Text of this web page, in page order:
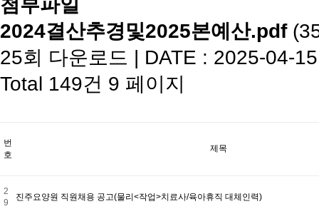
첨부파일
2024결산추경및2025본예산.pdf
25회 다운로드 | DATE : 2025-04-
Total 149건 9 페이지
번
호
제목
2
9
진주요양원 직원채용 공고(물리<작업>치료사/육아휴직 대체인력)